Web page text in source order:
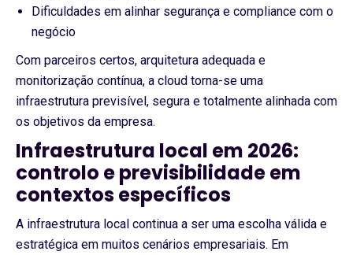
Dificuldades em alinhar segurança e compliance com o
negócio
Com parceiros certos, arquitetura adequada e
monitorização contínua, a cloud torna-se uma
infraestrutura previsível, segura e totalmente alinhada com
os objetivos da empresa.
Infraestrutura local em 2026:
controlo e previsibilidade em
contextos específicos
A infraestrutura local continua a ser uma escolha válida e
estratégica em muitos cenários empresariais. Em